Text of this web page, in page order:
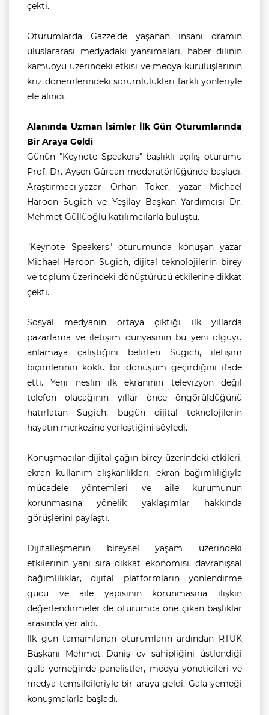
çekti.
Oturumlarda Gazze’de yaşanan insani dramın
uluslararası medyadaki yansımaları, haber dilinin
kamuoyu üzerindeki etkisi ve medya kuruluşlarının
kriz dönemlerindeki sorumlulukları farklı yönleriyle
ele alındı.
Alanında Uzman İsimler İlk Gün Oturumlarında
Bir Araya Geldi
Günün "Keynote Speakers" başlıklı açılış oturumu
Prof. Dr. Ayşen Gürcan moderatörlüğünde başladı.
Araştırmacı-yazar Orhan Toker, yazar Michael
Haroon Sugich ve Yeşilay Başkan Yardımcısı Dr.
Mehmet Güllüoğlu katılımcılarla buluştu.
"Keynote Speakers" oturumunda konuşan yazar
Michael Haroon Sugich, dijital teknolojilerin birey
ve toplum üzerindeki dönüştürücü etkilerine dikkat
çekti.
Sosyal medyanın ortaya çıktığı ilk yıllarda
pazarlama ve iletişim dünyasının bu yeni olguyu
anlamaya çalıştığını belirten Sugich, iletişim
biçimlerinin köklü bir dönüşüm geçirdiğini ifade
etti. Yeni neslin ilk ekranının televizyon değil
telefon olacağının yıllar önce öngörüldüğünü
hatırlatan Sugich, bugün dijital teknolojilerin
hayatın merkezine yerleştiğini söyledi.
Konuşmacılar dijital çağın birey üzerindeki etkileri,
ekran kullanım alışkanlıkları, ekran bağımlılığıyla
mücadele yöntemleri ve aile kurumunun
korunmasına yönelik yaklaşımlar hakkında
görüşlerini paylaştı.
Dijitalleşmenin bireysel yaşam üzerindeki
etkilerinin yanı sıra dikkat ekonomisi, davranışsal
bağımlılıklar, dijital platformların yönlendirme
gücü ve aile yapısının korunmasına ilişkin
değerlendirmeler de oturumda öne çıkan başlıklar
arasında yer aldı.
İlk gün tamamlanan oturumların ardından RTÜK
Başkanı Mehmet Daniş ev sahipliğini üstlendiği
gala yemeğinde panelistler, medya yöneticileri ve
medya temsilcileriyle bir araya geldi. Gala yemeği
konuşmalarla başladı.